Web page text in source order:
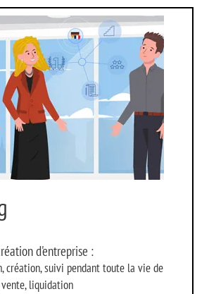
d'entreprise :
création, suivi pendant toute la vie de
vente, liquidation